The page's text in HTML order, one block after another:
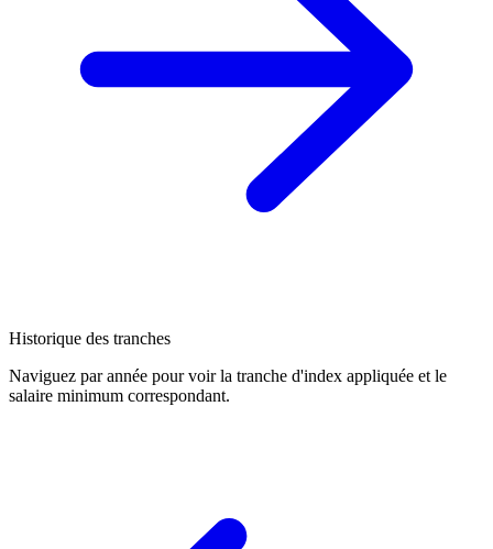
Historique des tranches
Naviguez par année pour voir la tranche d'index appliquée et le
salaire minimum correspondant.